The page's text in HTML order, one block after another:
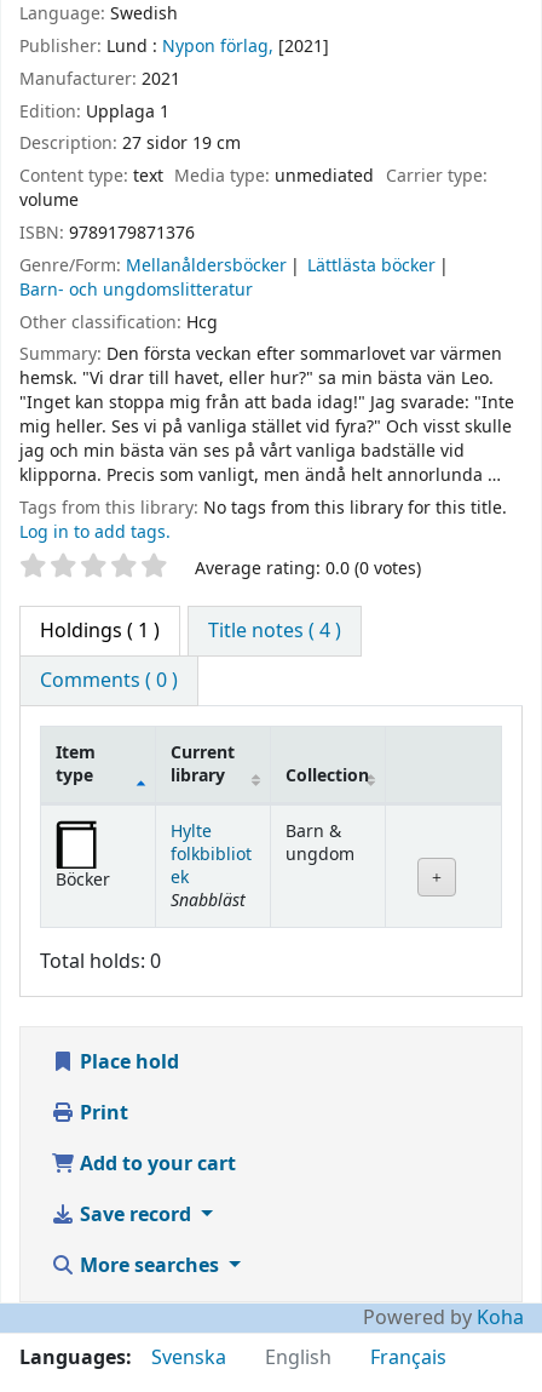
Language: Swedish
Publisher: Lund : Nypon förlag, [2021]
Manufacturer: 2021
Edition: Upplaga 1
Description: 27 sidor 19 cm
Content type: text Media type: unmediated Carrier type:
volume
ISBN: 9789179871376
Genre/Form: Mellanåldersböcker
Lättlästa böcker
Barn- och ungdomslitteratur
Other classification: Hcg
Summary: Den första veckan efter sommarlovet var värmen
hemsk. "Vi drar till havet, eller hur?" sa min bästa vän Leo.
"Inget kan stoppa mig från att bada idag!" Jag svarade: "Inte
mig heller. Ses vi på vanliga stället vid fyra?" Och visst skulle
jag och min bästa vän ses på vårt vanliga badställe vid
klipporna. Precis som vanligt, men ändå helt annorlunda …
Tags from this library: No tags from this library for this title.
Log in to add tags.
Star ratings Average rating: 0.0 (0 votes)
Holdings ( 1 )
Title notes ( 4 )
Comments ( 0 )
Holdings
Item
type
Current
library
Collection
Böcker
Hylte
folkbibliot
ek
Snabbläst
Barn &
ungdom
Total holds: 0
Place hold
Print
Add to your cart
Save record
More searches
Powered by Koha
Languages:
Svenska English Français